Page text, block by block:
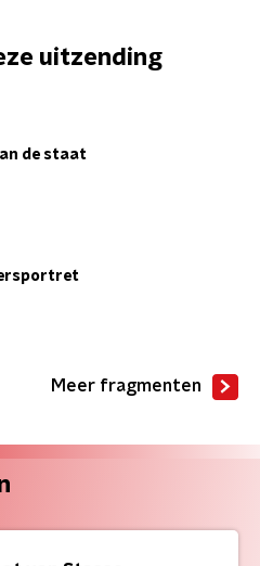
uitzending
de staat
Meer fragmenten